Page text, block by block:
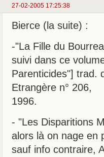
27-02-2005 17:25:38
Bierce (la suite) :
-"La Fille du
suivi dans ce
Parenticides"] trad.
Etrangère n° 206,
1996.
- "Les Disparitions
alors là on nage en
sauf info contraire,